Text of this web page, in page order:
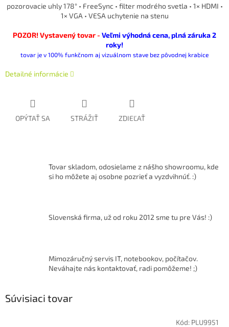
pozorovacie uhly 178° • FreeSync • filter modrého svetla • 1× HDMI •
1× VGA • VESA uchytenie na stenu
POZOR! Vystavený tovar - Veľmi výhodná cena, plná záruka 2
roky!
tovar je v 100% funkčnom aj vizuálnom stave bez pôvodnej krabice
Detailné informácie
OPÝTAŤ SA STRÁŽIŤ ZDIEĽAŤ
Tovar skladom, odosielame z nášho showroomu, kde
si ho môžete aj osobne pozrieť a vyzdvihnúť. :)
Slovenská firma, už od roku 2012 sme tu pre Vás! :)
Mimozáručný servis IT, notebookov, počítačov.
Neváhajte nás kontaktovať, radi pomôžeme! ;)
Súvisiaci tovar
Kód: PLU9951